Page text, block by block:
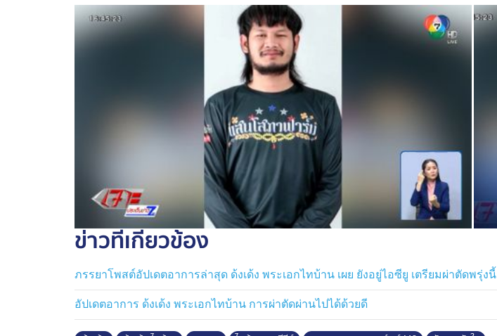
ข่าวที่เกี่ยวข้อง
ภรรยาโพสต์อัปเดตอาการล่าสุด ด้งเด้ง พระเอกไทบ้าน เผย ยังอยู่ไอซียู เตรียมผ่าตัดพรุ่งนี้
อัปเดตอาการ ด้งเด้ง พระเอกไทบ้าน การผ่าตัดผ่านไปได้ด้วยดี